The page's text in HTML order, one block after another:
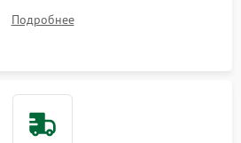
Подробнее